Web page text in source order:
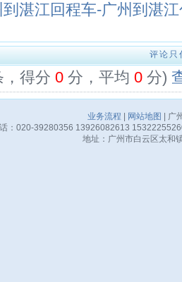
到湛江回程车-广州到湛
评论只
，得分 0 分，平均 0 分)
业务流程 网站地图
| 广
：020-39280356 13926082613
地址：广州市白云区太和